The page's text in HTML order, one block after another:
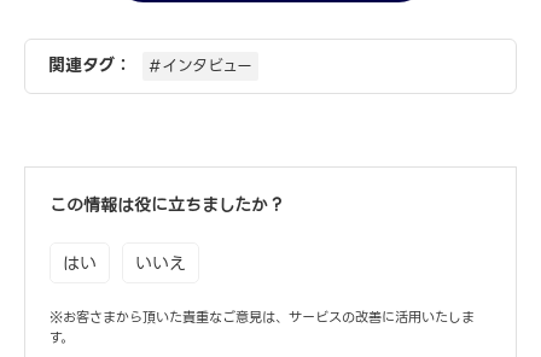
関連タグ： #インタビュー
この情報は役に立ちましたか？
はい いいえ
※お客さまから頂いた貴重なご意見は、サービスの改善に活用いたしま
す。